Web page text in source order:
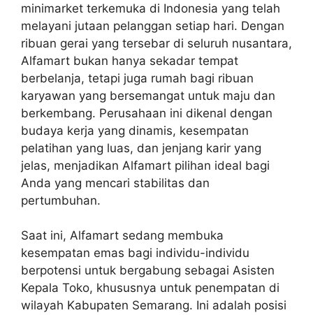
minimarket terkemuka di Indonesia yang telah
melayani jutaan pelanggan setiap hari. Dengan
ribuan gerai yang tersebar di seluruh nusantara,
Alfamart bukan hanya sekadar tempat
berbelanja, tetapi juga rumah bagi ribuan
karyawan yang bersemangat untuk maju dan
berkembang. Perusahaan ini dikenal dengan
budaya kerja yang dinamis, kesempatan
pelatihan yang luas, dan jenjang karir yang
jelas, menjadikan Alfamart pilihan ideal bagi
Anda yang mencari stabilitas dan
pertumbuhan.
Saat ini, Alfamart sedang membuka
kesempatan emas bagi individu-individu
berpotensi untuk bergabung sebagai Asisten
Kepala Toko, khususnya untuk penempatan di
wilayah Kabupaten Semarang. Ini adalah posisi